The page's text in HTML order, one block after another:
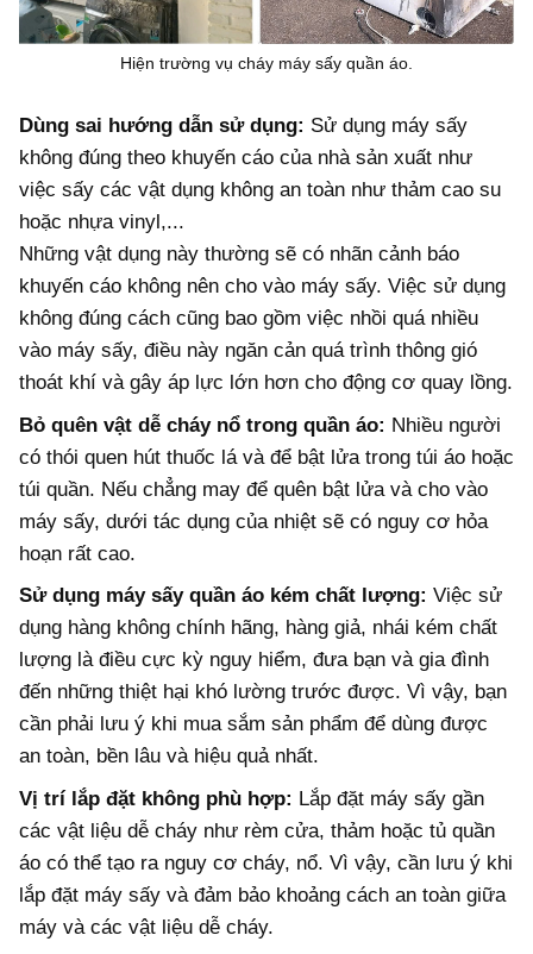
Hiện trường vụ cháy máy sấy quần áo.
Dùng sai hướng dẫn sử dụng: Sử dụng máy sấy
không đúng theo khuyến cáo của nhà sản xuất như
việc sấy các vật dụng không an toàn như thảm cao su
hoặc nhựa vinyl,...
Những vật dụng này thường sẽ có nhãn cảnh báo
khuyến cáo không nên cho vào máy sấy. Việc sử dụng
không đúng cách cũng bao gồm việc nhồi quá nhiều
vào máy sấy, điều này ngăn cản quá trình thông gió
thoát khí và gây áp lực lớn hơn cho động cơ quay lồng.
Bỏ quên vật dễ cháy nổ trong quần áo: Nhiều người
có thói quen hút thuốc lá và để bật lửa trong túi áo hoặc
túi quần. Nếu chẳng may để quên bật lửa và cho vào
máy sấy, dưới tác dụng của nhiệt sẽ có nguy cơ hỏa
hoạn rất cao.
Sử dụng máy sấy quần áo kém chất lượng: Việc sử
dụng hàng không chính hãng, hàng giả, nhái kém chất
lượng là điều cực kỳ nguy hiểm, đưa bạn và gia đình
đến những thiệt hại khó lường trước được. Vì vậy, bạn
cần phải lưu ý khi mua sắm sản phẩm để dùng được
an toàn, bền lâu và hiệu quả nhất.
Vị trí lắp đặt không phù hợp: Lắp đặt máy sấy gần
các vật liệu dễ cháy như rèm cửa, thảm hoặc tủ quần
áo có thể tạo ra nguy cơ cháy, nổ. Vì vậy, cần lưu ý khi
lắp đặt máy sấy và đảm bảo khoảng cách an toàn giữa
máy và các vật liệu dễ cháy.